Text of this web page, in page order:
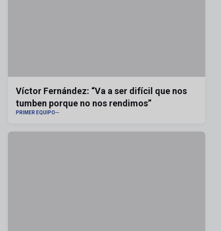
Víctor Fernández: “Va a ser difícil que nos
tumben porque no nos rendimos”
PRIMER EQUIPO